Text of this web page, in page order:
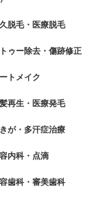
脱毛・医療脱毛
ゥー除去・傷跡修正
トメイク
再生・医療発毛
が・多汗症治療
内科・点滴
歯科・審美歯科